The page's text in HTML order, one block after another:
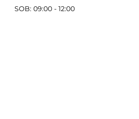
SOB: 09:00 - 12:00